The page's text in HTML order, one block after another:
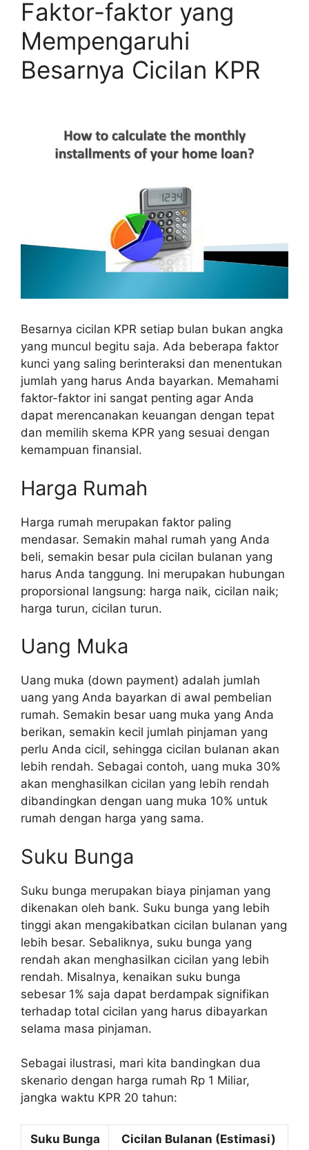
Faktor-faktor yang
Mempengaruhi
Besarnya Cicilan KPR
Besarnya cicilan KPR setiap bulan bukan angka
yang muncul begitu saja. Ada beberapa faktor
kunci yang saling berinteraksi dan menentukan
jumlah yang harus Anda bayarkan. Memahami
faktor-faktor ini sangat penting agar Anda
dapat merencanakan keuangan dengan tepat
dan memilih skema KPR yang sesuai dengan
kemampuan finansial.
Harga Rumah
Harga rumah merupakan faktor paling
mendasar. Semakin mahal rumah yang Anda
beli, semakin besar pula cicilan bulanan yang
harus Anda tanggung. Ini merupakan hubungan
proporsional langsung: harga naik, cicilan naik;
harga turun, cicilan turun.
Uang Muka
Uang muka (down payment) adalah jumlah
uang yang Anda bayarkan di awal pembelian
rumah. Semakin besar uang muka yang Anda
berikan, semakin kecil jumlah pinjaman yang
perlu Anda cicil, sehingga cicilan bulanan akan
lebih rendah. Sebagai contoh, uang muka 30%
akan menghasilkan cicilan yang lebih rendah
dibandingkan dengan uang muka 10% untuk
rumah dengan harga yang sama.
Suku Bunga
Suku bunga merupakan biaya pinjaman yang
dikenakan oleh bank. Suku bunga yang lebih
tinggi akan mengakibatkan cicilan bulanan yang
lebih besar. Sebaliknya, suku bunga yang
rendah akan menghasilkan cicilan yang lebih
rendah. Misalnya, kenaikan suku bunga
sebesar 1% saja dapat berdampak signifikan
terhadap total cicilan yang harus dibayarkan
selama masa pinjaman.
Sebagai ilustrasi, mari kita bandingkan dua
skenario dengan harga rumah Rp 1 Miliar,
jangka waktu KPR 20 tahun:
Suku Bunga Cicilan Bulanan (Estimasi)